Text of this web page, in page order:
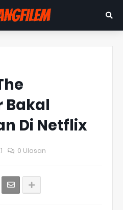
Bakal
Di Netflix
0 Ulasan